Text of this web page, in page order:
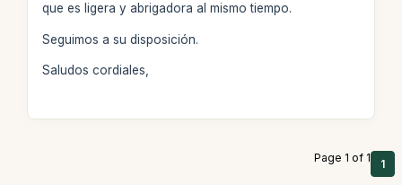
que es ligera y abrigadora al mismo tiempo.
Seguimos a su disposición.
Saludos cordiales,
Page 1 of 1 1